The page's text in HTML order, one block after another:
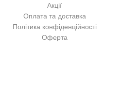
Акції
Оплата та доставка
Політика конфіденційності
Оферта